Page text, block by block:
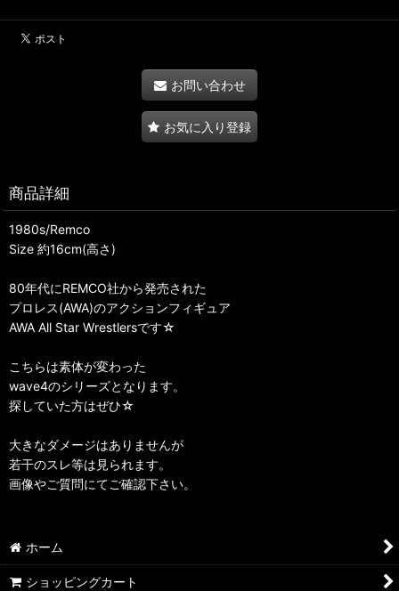
お問い合わせ
お気に入り登録
商品詳細
1980s/Remco
Size 約16cm(高さ)
80年代にREMCO社から発売された
プロレス(AWA)のアクションフィギュア
AWA All Star Wrestlersです☆
こちらは素体が変わった
wave4のシリーズとなります。
探していた方はぜひ☆
大きなダメージはありませんが
若干のスレ等は見られます。
画像やご質問にてご確認下さい。
ホーム
ショッピングカート